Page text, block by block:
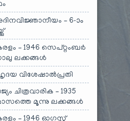
– 6-ാം
– 1946 സെപ്റ്റംബർ
ലക്കങ്ങൾ
വിശേഷാൽപ്രതി
ചിത്രവാരിക – 1935
മൂന്നു ലക്കങ്ങൾ
– 1946 ഓഗസ്റ്റ്